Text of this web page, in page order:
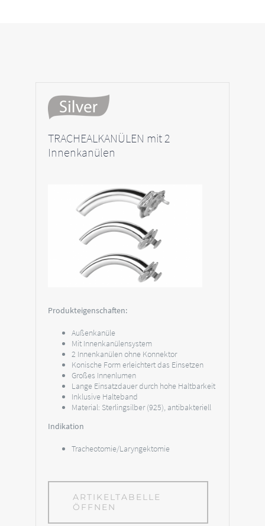
TRACHEALKANÜLEN mit 2
Innenkanülen
Produkteigenschaften:
Außenkanüle
Mit Innenkanülensystem
2 Innenkanülen ohne Konnektor
Konische Form erleichtert das Einsetzen
Großes Innenlumen
Lange Einsatzdauer durch hohe Haltbarkeit
Inklusive Halteband
Material: Sterlingsilber (925), antibakteriell
Indikation
Tracheotomie/Laryngektomie
ARTIKELTABELLE
ÖFFNEN